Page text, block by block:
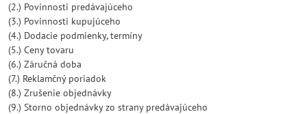
(2.) Povinnosti predávajúceho
(3.) Povinnosti kupujúceho
(4.) Dodacie podmienky, termíny
(5.) Ceny tovaru
(6.) Záručná doba
(7.) Reklamčný poriadok
(8.) Zrušenie objednávky
(9.) Storno objednávky zo strany predávajúceho